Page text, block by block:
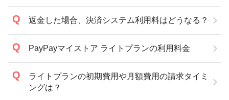
返金した場合、決済システム利用料はどうなる？
PayPayマイストア ライトプランの利用料金
ライトプランの初期費用や月額費用の請求タイミ
ングは？